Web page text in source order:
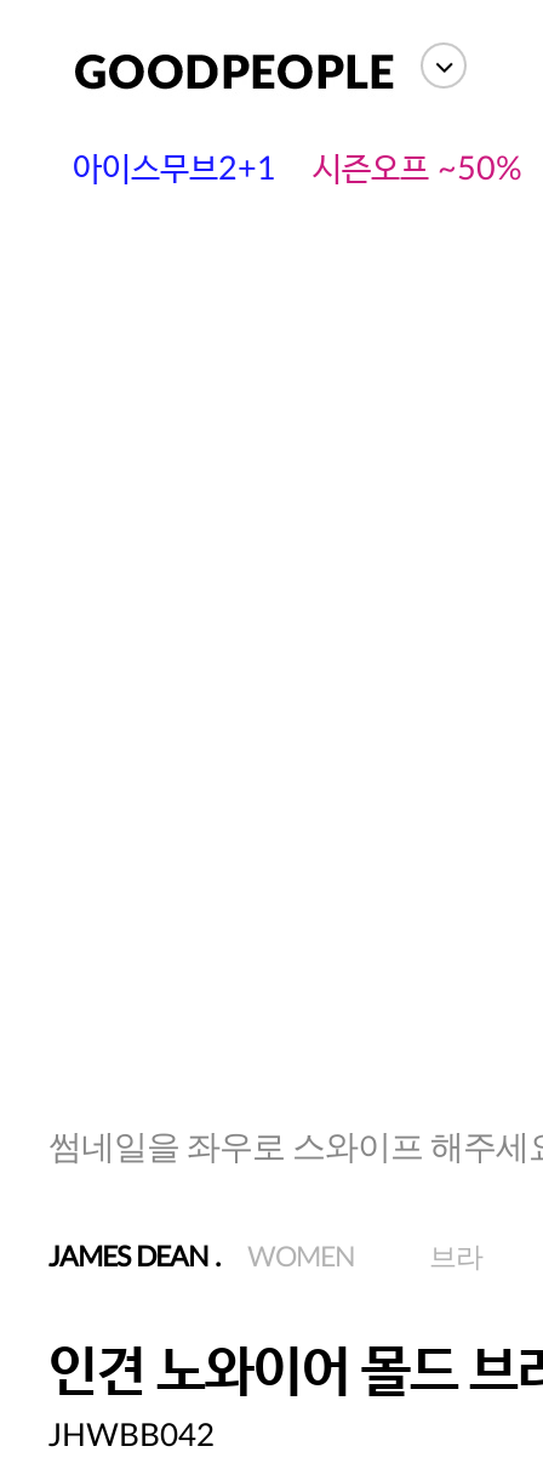
아이스무브2+1 시즌오프 ~50%
썸네일을 좌우로 스와이프 해주세
JAMES DEAN . WOMEN 브라
인견 노와이어 몰드 브
JHWBB042